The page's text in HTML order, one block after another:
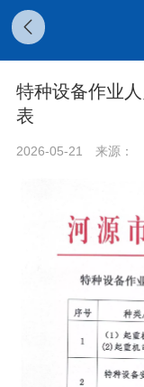
特种设备作业
表
2026-05-21 来源：